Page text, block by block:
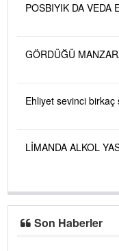
POSBIYIK DA VEDA
GÖRDÜĞÜ
Ehliyet sevinci birkaç
LİMANDA ALKOL
Son Haberler